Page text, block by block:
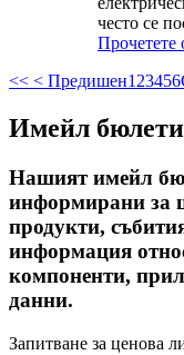
често се
Прочетете
<< < Предишен1 23456
Имейл
Нашият имейл
информирани за
продукти,
информация
компоненти,
данни.
Запитване за ценова